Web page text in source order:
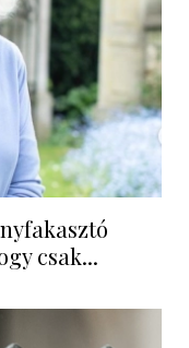
csak...